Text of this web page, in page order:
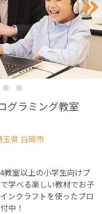
グラミング教室
玉県 白岡市
室以上の小学生向けプ
学べる楽しい教材でお子
ンクラフトを使ったプロ
中！